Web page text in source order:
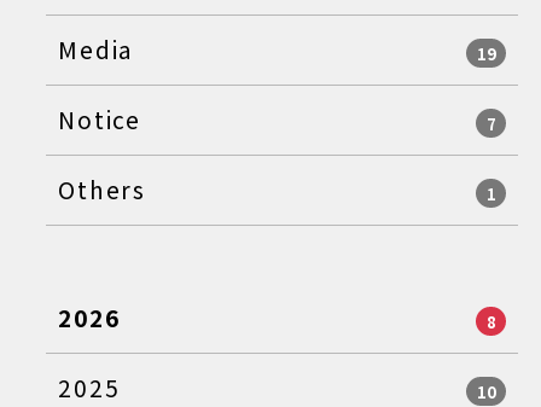
Media 19
Notice 7
Others 1
2026 8
2025 10